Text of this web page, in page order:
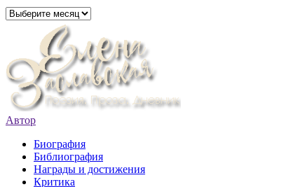
Архивы
Автор
Биография
Библиография
Награды и достижения
Критика